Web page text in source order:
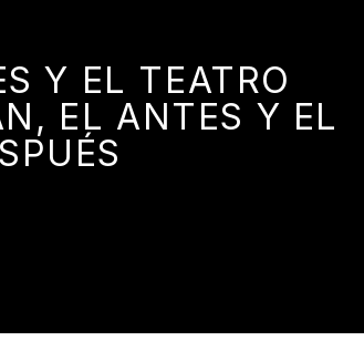
Y EL TEATRO
EL ANTES Y EL